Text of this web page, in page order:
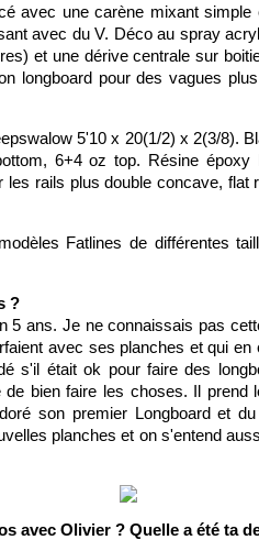
avec une carène mixant
avec du V. Déco au spray
et une dérive centrale sur
longboard pour des vagues
5'10 x 20(1/2) x 2(3/8).
6+4 oz top. Résine époxy
rails plus double concave, flat
Fatlines de différentes
?
5 ans. Je ne connaissais pas
avec ses planches et qui
s'il était ok pour faire des
bien faire les choses. Il prend
son premier Longboard et
planches et on s'entend
avec Olivier ? Quelle a été ta